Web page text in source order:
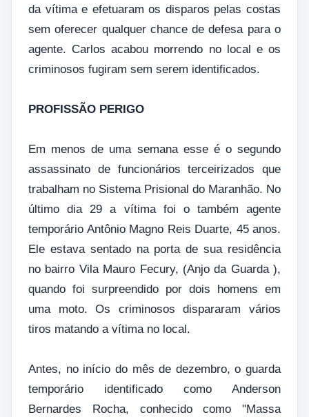
da vítima e efetuaram os disparos pelas costas
sem oferecer qualquer chance de defesa para o
agente. Carlos acabou morrendo no local e os
criminosos fugiram sem serem identificados.
PROFISSÃO PERIGO
Em menos de uma semana esse é o segundo
assassinato de funcionários terceirizados que
trabalham no Sistema Prisional do Maranhão. No
último dia 29 a vítima foi o também agente
temporário Antônio Magno Reis Duarte, 45 anos.
Ele estava sentado na porta de sua residência
no bairro Vila Mauro Fecury, (Anjo da Guarda ),
quando foi surpreendido por dois homens em
uma moto. Os criminosos dispararam vários
tiros matando a vítima no local.
Antes, no início do mês de dezembro, o guarda
temporário identificado como Anderson
Bernardes Rocha, conhecido como "Massa